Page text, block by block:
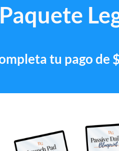
tu pago